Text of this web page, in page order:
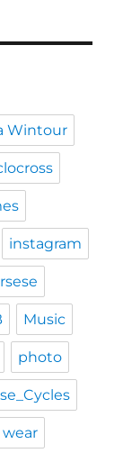
Wintour
instagram
Music
photo
wear